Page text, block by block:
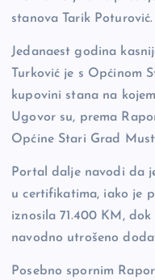
stanova Tarik Poturović.
Jedanaest godina
Turković je s Općinom
kupovini stana na
Ugovor su, prema
Općine Stari Grad
Portal dalje navodi da
u certifikatima, iako je
iznosila 71.400 KM,
navodno utrošeno
Posebno spornim